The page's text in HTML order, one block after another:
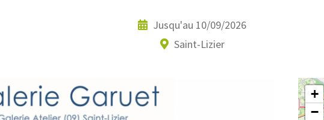
Jusqu'au 10/09/2026
Saint-Lizier
+
−